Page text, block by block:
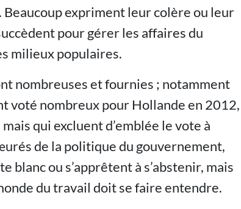
Beaucoup expriment leur colère ou leur
pour gérer les affaires du
milieux populaires.
nombreuses et fournies ; notamment
voté nombreux pour Hollande en 2012,
qui excluent d’emblée le vote à
de la politique du gouvernement,
blanc ou s’apprêtent à s’abstenir, mais
du travail doit se faire entendre.